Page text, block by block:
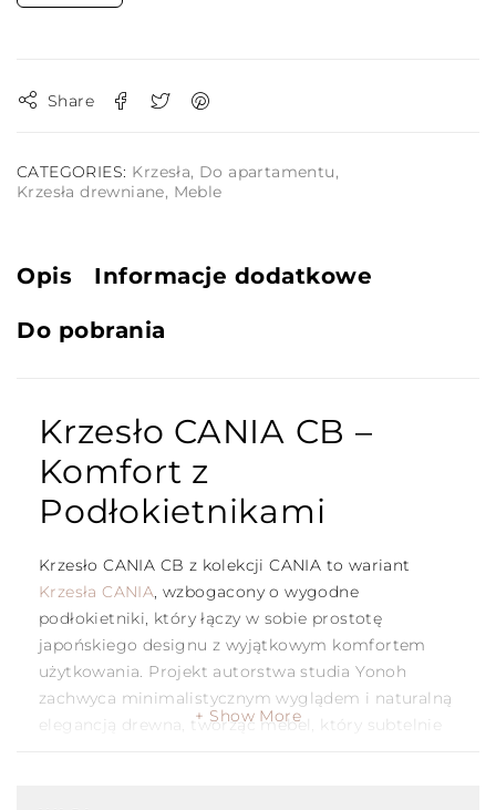
Share
CATEGORIES: Krzesła, Do apartamentu,
Krzesła drewniane, Meble
Opis Informacje dodatkowe
Do pobrania
Krzesło CANIA CB –
Komfort z
Podłokietnikami
Krzesło CANIA CB z kolekcji CANIA to wariant
Krzesła CANIA, wzbogacony o wygodne
podłokietniki, który łączy w sobie prostotę
japońskiego designu z wyjątkowym komfortem
użytkowania. Projekt autorstwa studia Yonoh
zachwyca minimalistycznym wyglądem i naturalną
elegancją drewna, tworząc mebel, który subtelnie
Show More